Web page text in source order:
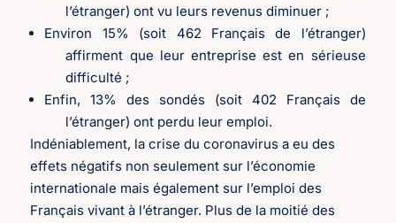
l’étranger) ont vu leurs revenus diminuer ;
Environ 15% (soit 462 Français de l’étranger)
affirment que leur entreprise est en sérieuse
difficulté ;
Enfin, 13% des sondés (soit 402 Français de
l’étranger) ont perdu leur emploi.
Indéniablement, la crise du coronavirus a eu des
effets négatifs non seulement sur l’économie
internationale mais également sur l’emploi des
Français vivant à l’étranger. Plus de la moitié des